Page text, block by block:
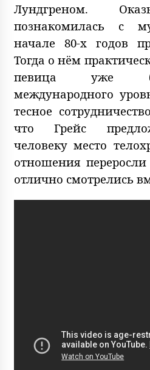
Лундгреном.
познакомилась с
начале 80-х годов
Тогда о нём
певица уже
международного
тесное
что Грейс
человеку место
отношения
отлично смотрелись